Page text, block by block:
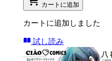
カートに追加
カートに追加しました
試し読み